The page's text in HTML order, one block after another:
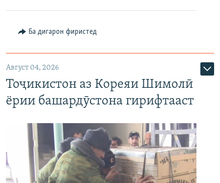
Ба дигарон фиристед
Август 04, 2026
Тоҷикистон аз Кореяи Шимолӣ
ёрии башардӯстона гирифтааст